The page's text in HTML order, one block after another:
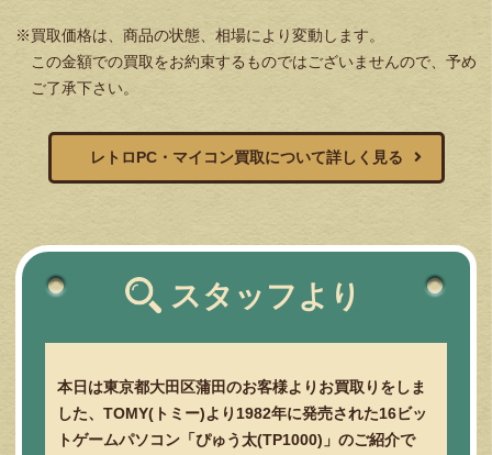
※買取価格は、商品の状態、相場により変動します。
この金額での買取をお約束するものではございませんので、予め
ご了承下さい。
レトロPC・マイコン買取について詳しく見る
スタッフより
本日は東京都大田区蒲田のお客様よりお買取りをしま
した、TOMY(トミー)より1982年に発売された16ビッ
トゲームパソコン「ぴゅう太(TP1000)」のご紹介で